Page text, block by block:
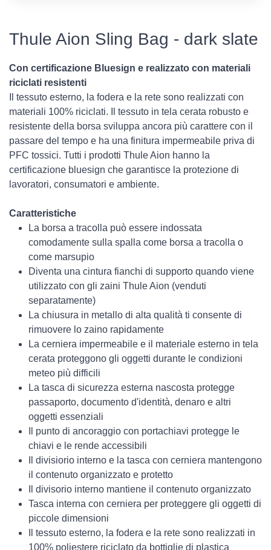
Thule Aion Sling Bag - dark slate
Con certificazione Bluesign e realizzato con materiali
riciclati resistenti
Il tessuto esterno, la fodera e la rete sono realizzati con
materiali 100% riciclati. Il tessuto in tela cerata robusto e
resistente della borsa sviluppa ancora più carattere con il
passare del tempo e ha una finitura impermeabile priva di
PFC tossici. Tutti i prodotti Thule Aion hanno la
certificazione bluesign che garantisce la protezione di
lavoratori, consumatori e ambiente.
Caratteristiche
La borsa a tracolla può essere indossata
comodamente sulla spalla come borsa a tracolla o
come marsupio
Diventa una cintura fianchi di supporto quando viene
utilizzato con gli zaini Thule Aion (venduti
separatamente)
La chiusura in metallo di alta qualità ti consente di
rimuovere lo zaino rapidamente
La cerniera impermeabile e il materiale esterno in tela
cerata proteggono gli oggetti durante le condizioni
meteo più difficili
La tasca di sicurezza esterna nascosta protegge
passaporto, documento d'identità, denaro e altri
oggetti essenziali
Il punto di ancoraggio con portachiavi protegge le
chiavi e le rende accessibili
Il divisiorio interno e la tasca con cerniera mantengono
il contenuto organizzato e protetto
Il divisorio interno mantiene il contenuto organizzato
Tasca interna con cerniera per proteggere gli oggetti di
piccole dimensioni
Il tessuto esterno, la fodera e la rete sono realizzati in
100% poliestere riciclato da bottiglie di plastica